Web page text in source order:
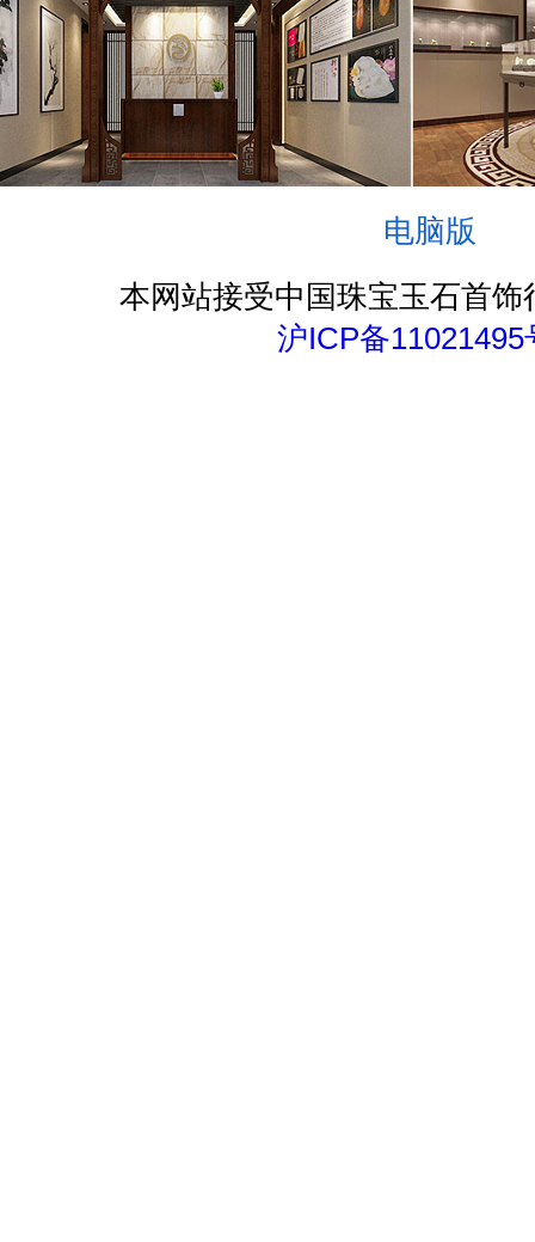
电脑版
本网站接受中国珠宝玉石首饰
沪ICP备11021495